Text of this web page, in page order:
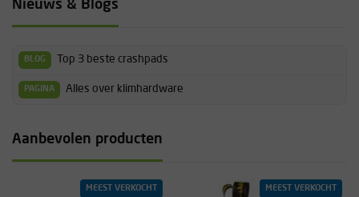
Nieuws & Blogs
BLOG Top 3 beste crashpads
PAGINA Alles over klimhardware
Aanbevolen producten
MEEST VERKOCHT MEEST VERKOCHT